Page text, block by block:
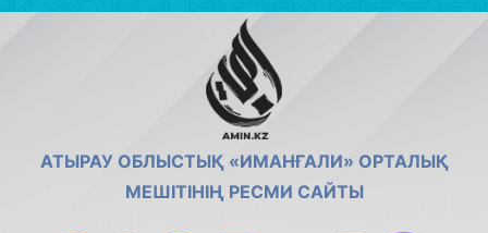
АТЫРАУ ОБЛЫСТЫҚ «ИМАНҒАЛИ» ОРТАЛЫҚ
МЕШІТІНІҢ РЕСМИ САЙТЫ